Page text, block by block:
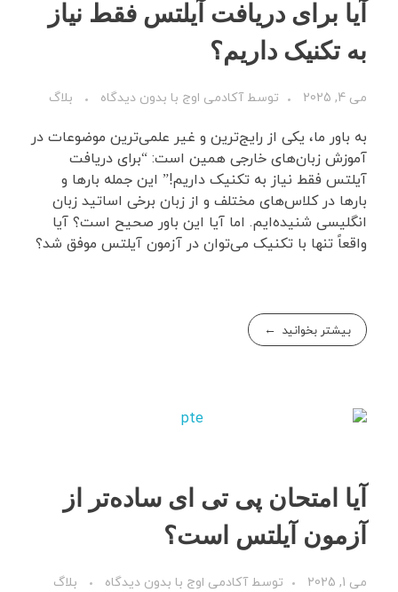
آیا برای دریافت آیلتس فقط نیاز
به تکنیک داریم؟
می 4, 2025 توسط آکادمی اوج با بدون دیدگاه بلاگ
به باور ما، یکی از رایج‌ترین و غیر علمی‌ترین موضوعات در
آموزش زبان‌های خارجی همین است: “برای دریافت
آیلتس فقط نیاز به تکنیک داریم!” این جمله بارها و
بارها در کلاس‌های مختلف و از زبان برخی اساتید زبان
انگلیسی شنیده‌ایم. اما آیا این باور صحیح است؟ آیا
واقعاً تنها با تکنیک می‌توان در آزمون آیلتس موفق شد؟
بیشتر بخوانید
آیا امتحان پی تی ای ساده‌تر از
آزمون آیلتس است؟
می 1, 2025 توسط آکادمی اوج با بدون دیدگاه بلاگ